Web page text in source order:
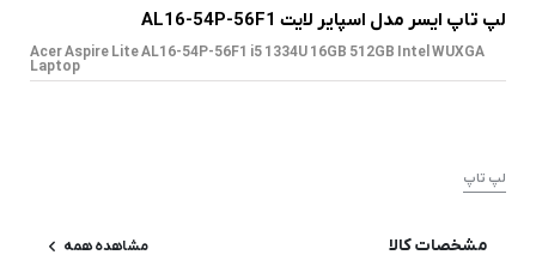
لپ تاپ ایسر مدل اسپایر لایت AL16-54P-56F1
Acer Aspire Lite AL16-54P-56F1 i5 1334U 16GB 512GB Intel WUXGA
Laptop
لپ تاپ
مشخصات کالا مشاهده همه